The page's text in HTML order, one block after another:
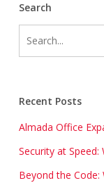
Search
Recent Posts
Almada Office
Security at Speed:
Beyond the Code: